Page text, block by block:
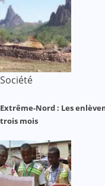
Société
Extrême-Nord : Les
trois mois